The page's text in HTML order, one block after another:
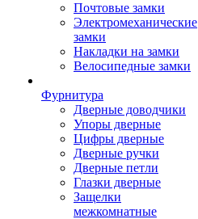
Почтовые замки
Электромеханические
замки
Накладки на замки
Велосипедные замки
Фурнитура
Дверные доводчики
Упоры дверные
Цифры дверные
Дверные ручки
Дверные петли
Глазки дверные
Защелки
межкомнатные